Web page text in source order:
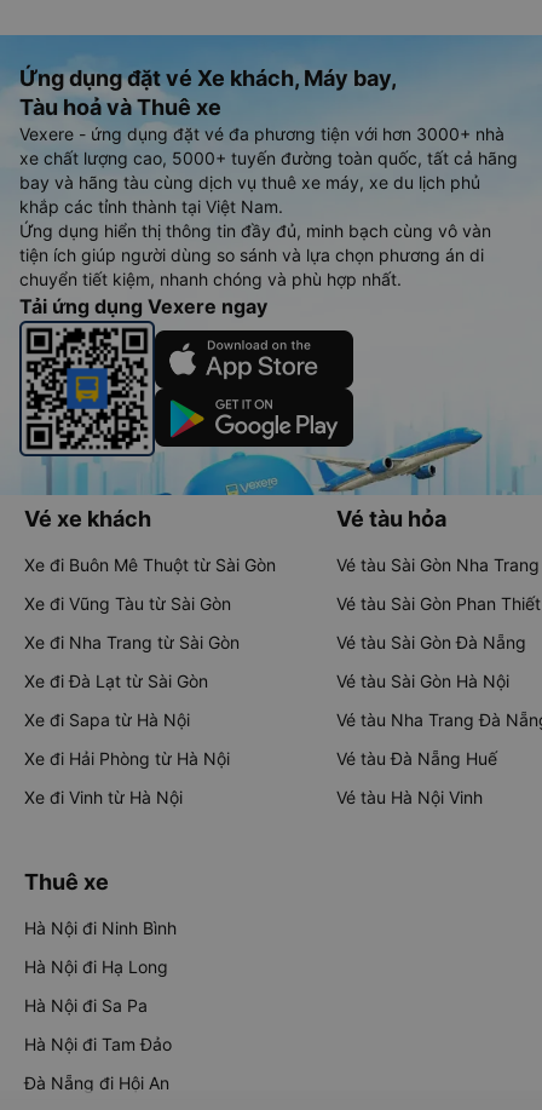
Ứng dụng đặt vé Xe khách, Máy bay,
Tàu hoả và Thuê xe
Vexere - ứng dụng đặt vé đa phương tiện với hơn 3000+ nhà
xe chất lượng cao, 5000+ tuyến đường toàn quốc, tất cả hãng
bay và hãng tàu cùng dịch vụ thuê xe máy, xe du lịch phủ
khắp các tỉnh thành tại Việt Nam.
Ứng dụng hiển thị thông tin đầy đủ, minh bạch cùng vô vàn
tiện ích giúp người dùng so sánh và lựa chọn phương án di
chuyển tiết kiệm, nhanh chóng và phù hợp nhất.
Tải ứng dụng Vexere ngay
Vé xe khách
Xe đi Buôn Mê Thuột từ Sài Gòn
Xe đi Vũng Tàu từ Sài Gòn
Xe đi Nha Trang từ Sài Gòn
Xe đi Đà Lạt từ Sài Gòn
Xe đi Sapa từ Hà Nội
Xe đi Hải Phòng từ Hà Nội
Xe đi Vinh từ Hà Nội
Vé tàu hỏa
Vé tàu Sài Gòn Nha Trang
Vé tàu Sài Gòn Phan Thiết
Vé tàu Sài Gòn Đà Nẵng
Vé tàu Sài Gòn Hà Nội
Vé tàu Nha Trang Đà
Vé tàu Đà Nẵng Huế
Vé tàu Hà Nội Vinh
Thuê xe
Hà Nội đi Ninh Bình
Hà Nội đi Hạ Long
Hà Nội đi Sa Pa
Hà Nội đi Tam Đảo
Đà Nẵng đi Hội An